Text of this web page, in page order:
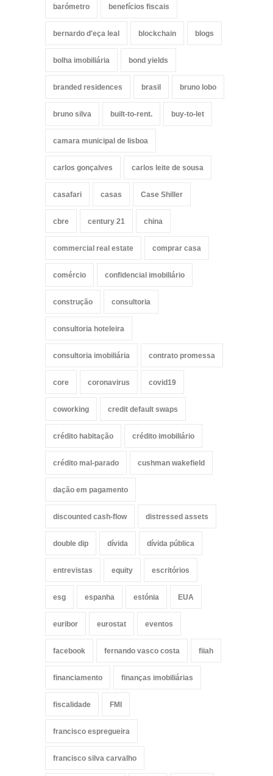
barómetro benefícios fiscais
bernardo d'eça leal blockchain blogs
bolha imobiliária bond yields
branded residences brasil bruno lobo
bruno silva built-to-rent. buy-to-let
camara municipal de lisboa
carlos gonçalves carlos leite de sousa
casafari casas Case Shiller
cbre century 21 china
commercial real estate comprar casa
comércio confidencial imobiliário
construção consultoria
consultoria hoteleira
consultoria imobiliária contrato promessa
core coronavirus covid19
coworking credit default swaps
crédito habitação crédito imobiliário
crédito mal-parado cushman wakefield
dação em pagamento
discounted cash-flow distressed assets
double dip dívida dívida pública
entrevistas equity escritórios
esg espanha estónia EUA
euribor eurostat eventos
facebook fernando vasco costa fiiah
financiamento finanças imobiliárias
fiscalidade FMI
francisco espregueira
francisco silva carvalho